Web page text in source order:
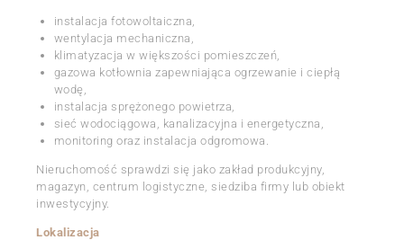
instalacja fotowoltaiczna,
wentylacja mechaniczna,
klimatyzacja w większości pomieszczeń,
gazowa kotłownia zapewniająca ogrzewanie i ciepłą
wodę,
instalacja sprężonego powietrza,
sieć wodociągowa, kanalizacyjna i energetyczna,
monitoring oraz instalacja odgromowa.
Nieruchomość sprawdzi się jako zakład produkcyjny,
magazyn, centrum logistyczne, siedziba firmy lub obiekt
inwestycyjny.
Lokalizacja